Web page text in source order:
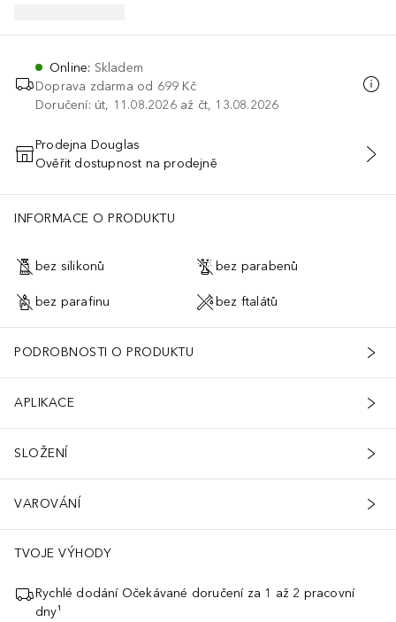
Online: Skladem
Doprava zdarma od 699 Kč
Doručení: út, 11.08.2026 až čt, 13.08.2026
PŘIDAT DO KOŠÍKU
Prodejna Douglas
Ověřit dostupnost na prodejně
INFORMACE O PRODUKTU
bez silikonů bez parabenů
bez parafinu bez ftalátů
PODROBNOSTI O PRODUKTU
APLIKACE
SLOŽENÍ
VAROVÁNÍ
TVOJE VÝHODY
Rychlé dodání Očekávané doručení za 1 až 2 pracovní
dny¹